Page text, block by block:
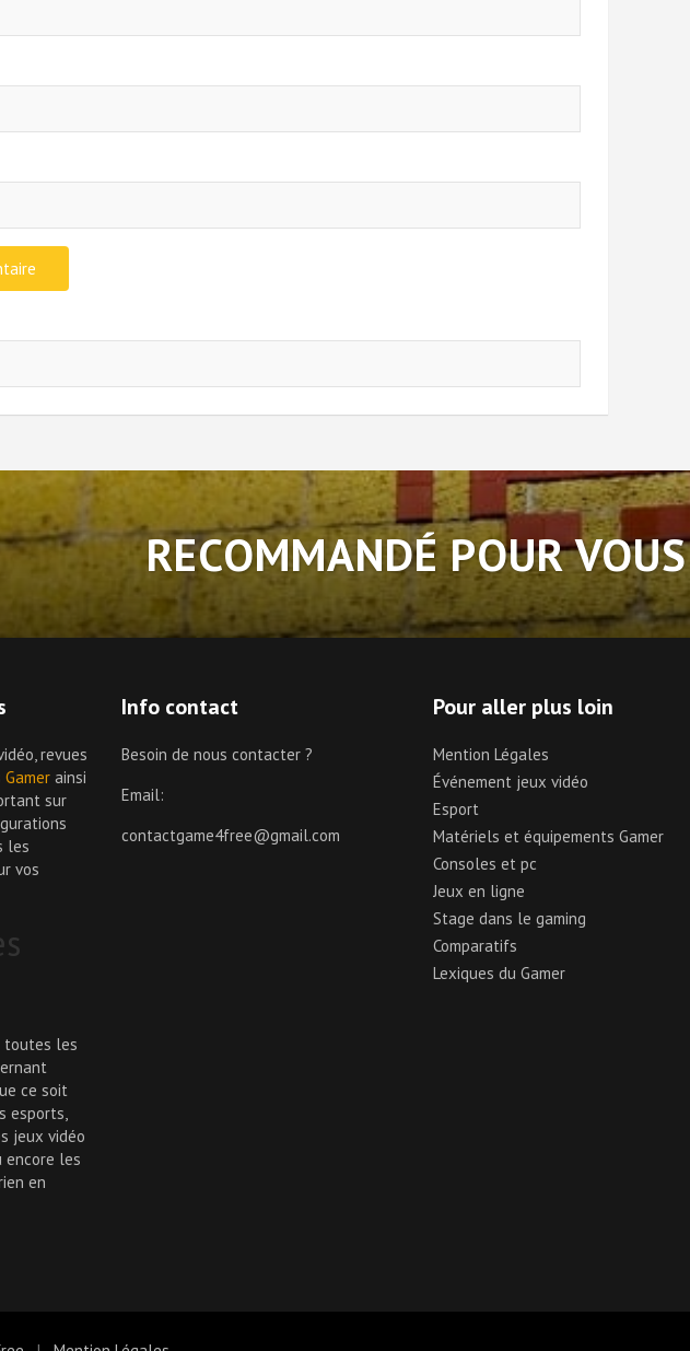
RECOMMANDÉ POUR VOUS
revues
Gamer ainsi
sur
les
vos
toutes les
ce soit
esports,
jeux vidéo
encore les
en
Info contact
Besoin de nous contacter ?
Email:
contactgame4free@gmail.com
Pour aller plus loin
Mention Légales
Événement jeux vidéo
Esport
Matériels et équipements Gamer
Consoles et pc
Jeux en ligne
Stage dans le gaming
Comparatifs
Lexiques du Gamer